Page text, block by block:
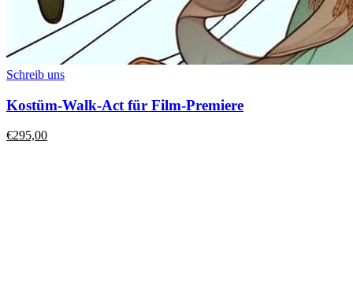
Schreib uns
Kostüm-Walk-Act für Film-Premiere
€295,00